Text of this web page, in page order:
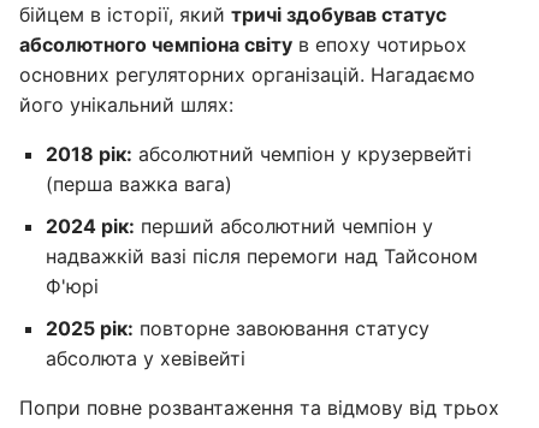
бійцем в історії, який тричі здобував статус
абсолютного чемпіона світу в епоху чотирьох
основних регуляторних організацій. Нагадаємо
його унікальний шлях:
2018 рік: абсолютний чемпіон у крузервейті
(перша важка вага)
2024 рік: перший абсолютний чемпіон у
надважкій вазі після перемоги над Тайсоном
Ф'юрі
2025 рік: повторне завоювання статусу
абсолюта у хевівейті
Попри повне розвантаження та відмову від трьох